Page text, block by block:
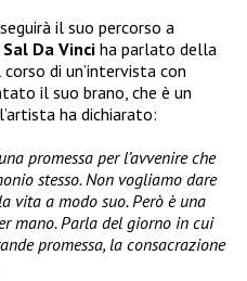
il suo percorso a
Sal Da Vinci ha parlato della
corso di un’intervista con
il suo brano, che è un
ha dichiarato:
promessa per l’avvenire che
stesso. Non vogliamo dare
vita a modo suo. Però è una
mano. Parla del giorno in cui
promessa, la consacrazione